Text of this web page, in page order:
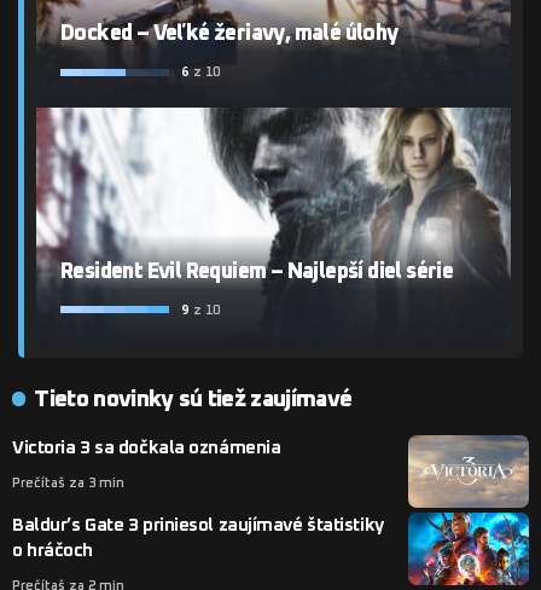
Docked – Veľké žeriavy, malé úlohy
6 z 10
Resident Evil Requiem – Najlepší diel série
9 z 10
Tieto novinky sú tiež zaujímavé
Victoria 3 sa dočkala oznámenia
Prečítaš za 3 min
Baldur’s Gate 3 priniesol zaujímavé štatistiky
o hráčoch
Prečítaš za 2 min